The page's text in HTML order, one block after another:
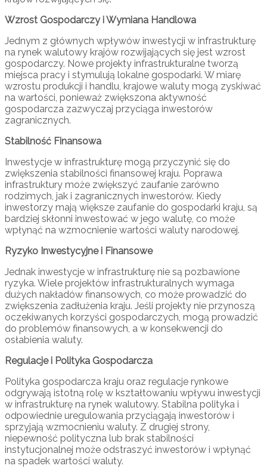
Wzrost Gospodarczy i Wymiana Handlowa
Jednym z głównych wpływów inwestycji w infrastrukturę
na rynek walutowy krajów rozwijających się jest wzrost
gospodarczy. Nowe projekty infrastrukturalne tworzą
miejsca pracy i stymulują lokalne gospodarki. W miarę
wzrostu produkcji i handlu, krajowe waluty mogą zyskiwać
na wartości, ponieważ zwiększona aktywność
gospodarcza zazwyczaj przyciąga inwestorów
zagranicznych.
Stabilność Finansowa
Inwestycje w infrastrukturę mogą przyczynić się do
zwiększenia stabilności finansowej kraju. Poprawa
infrastruktury może zwiększyć zaufanie zarówno
rodzimych, jak i zagranicznych inwestorów. Kiedy
inwestorzy mają większe zaufanie do gospodarki kraju, są
bardziej skłonni inwestować w jego walutę, co może
wpłynąć na wzmocnienie wartości waluty narodowej.
Ryzyko Inwestycyjne i Finansowe
Jednak inwestycje w infrastrukturę nie są pozbawione
ryzyka. Wiele projektów infrastrukturalnych wymaga
dużych nakładów finansowych, co może prowadzić do
zwiększenia zadłużenia kraju. Jeśli projekty nie przynoszą
oczekiwanych korzyści gospodarczych, mogą prowadzić
do problemów finansowych, a w konsekwencji do
osłabienia waluty.
Regulacje i Polityka Gospodarcza
Polityka gospodarcza kraju oraz regulacje rynkowe
odgrywają istotną rolę w kształtowaniu wpływu inwestycji
w infrastrukturę na rynek walutowy. Stabilna polityka i
odpowiednie uregulowania przyciągają inwestorów i
sprzyjają wzmocnieniu waluty. Z drugiej strony,
niepewność polityczna lub brak stabilności
instytucjonalnej może odstraszyć inwestorów i wpłynąć
na spadek wartości waluty.